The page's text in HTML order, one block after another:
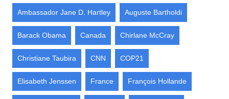
Ambassador Jane D. Hartley Auguste Bartholdi
Barack Obama Canada Chirlane McCray
Christiane Taubira CNN COP21
Elisabeth Jenssen France François Hollande